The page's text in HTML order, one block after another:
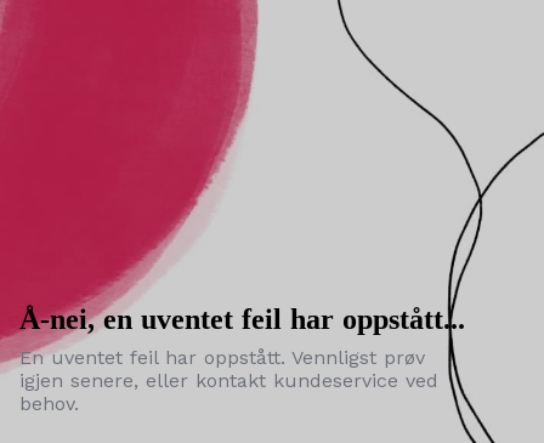
Å-nei, en uventet feil har oppstått...
En uventet feil har oppstått. Vennligst prøv
igjen senere, eller kontakt kundeservice ved
behov.